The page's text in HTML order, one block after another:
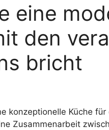
eine
den
bricht
konzeptionelle Küche
Zusammenarbeit